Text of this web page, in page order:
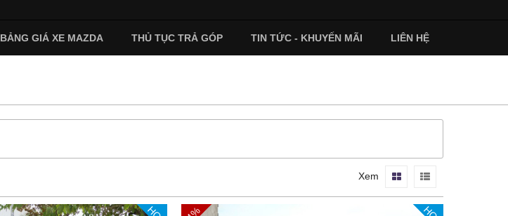
BẢNG GIÁ XE MAZDA THỦ TỤC TRẢ GÓP TIN TỨC - KHUYẾN MÃI LIÊN HỆ
Xem